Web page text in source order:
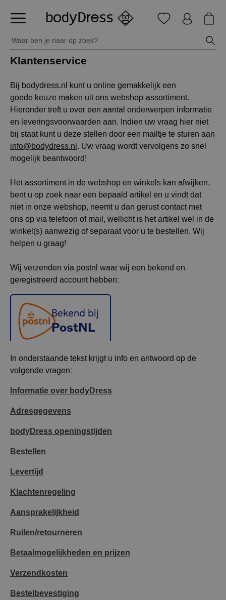
Klantenservice
Bij bodydress.nl kunt u online gemakkelijk een
goede keuze maken uit ons webshop-assortiment.
Hieronder treft u over een aantal onderwerpen informatie
en leveringsvoorwaarden aan. Indien uw vraag hier niet
bij staat kunt u deze stellen door een mailtje te sturen aan
info@bodydress.nl. Uw vraag wordt vervolgens zo snel
mogelijk beantwoord!
Het assortiment in de webshop en winkels kan afwijken,
bent u op zoek naar een bepaald artikel en u vindt dat
niet in onze webshop, neemt u dan gerust contact met
ons op via telefoon of mail, wellicht is het artikel wel in de
winkel(s) aanwezig of separaat voor u te bestellen. Wij
helpen u graag!
Wij verzenden via postnl waar wij een bekend en
geregistreerd account hebben:
In onderstaande tekst krijgt u info en antwoord op de
volgende vragen:
Informatie over bodyDress
Adresgegevens
bodyDress openingstijden
Bestellen
Levertijd
Klachtenregeling
Aansprakelijkheid
Ruilen/retourneren
Betaalmogelijkheden en prijzen
Verzendkosten
Bestelbevestiging